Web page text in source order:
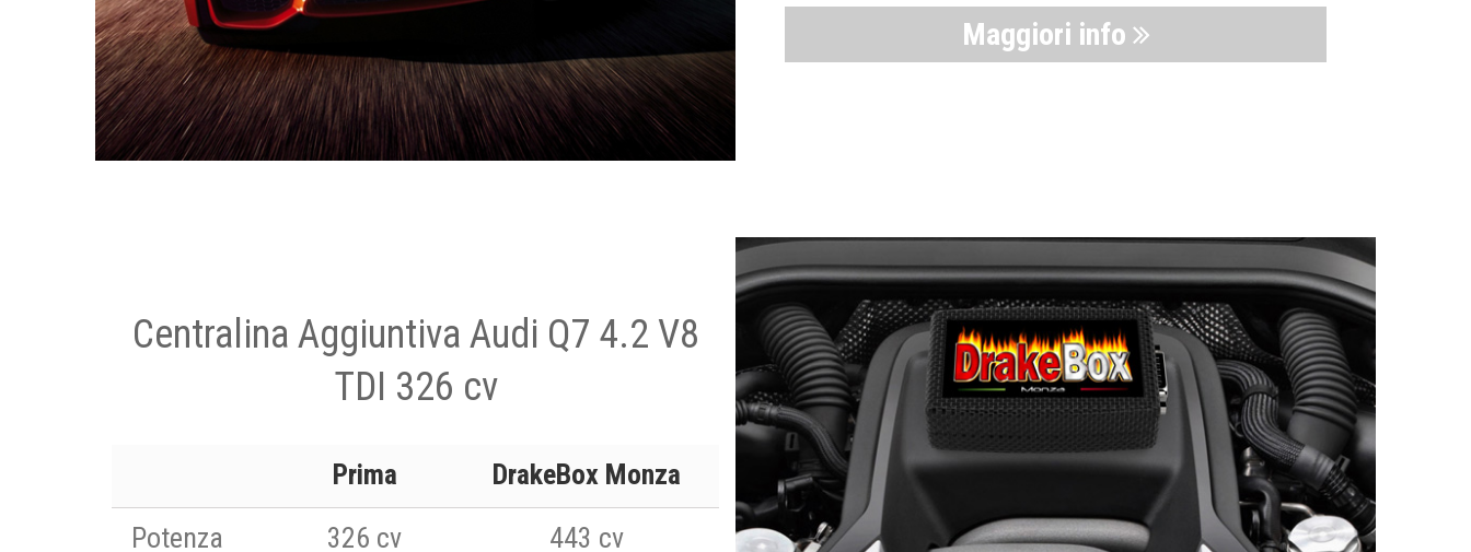
Maggiori info
Centralina Aggiuntiva Audi Q7 4.2 V8
TDI 326 cv
Prima
DrakeBox Monza
Potenza
326 cv
443 cv